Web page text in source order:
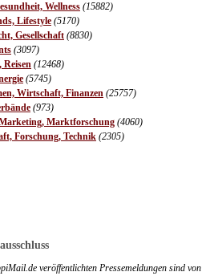
Wellness (15882)
Lifestyle (5170)
Gesellschaft (8830)
(3097)
Reisen (12468)
(5745)
Wirtschaft, Finanzen (25757)
(973)
Marktforschung (4060)
Forschung, Technik (2305)
veröffentlichten Pressemeldungen sind von